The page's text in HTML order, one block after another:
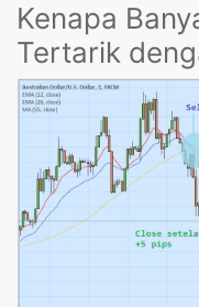
Kenapa
Tertarik